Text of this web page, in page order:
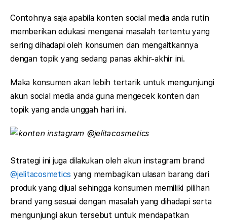
Contohnya saja apabila konten social media anda rutin
memberikan edukasi mengenai masalah tertentu yang
sering dihadapi oleh konsumen dan mengaitkannya
dengan topik yang sedang panas akhir-akhir ini.
Maka konsumen akan lebih tertarik untuk mengunjungi
akun social media anda guna mengecek konten dan
topik yang anda unggah hari ini.
Strategi ini juga dilakukan oleh akun instagram brand
@jelitacosmetics yang membagikan ulasan barang dari
produk yang dijual sehingga konsumen memiliki pilihan
brand yang sesuai dengan masalah yang dihadapi serta
mengunjungi akun tersebut untuk mendapatkan